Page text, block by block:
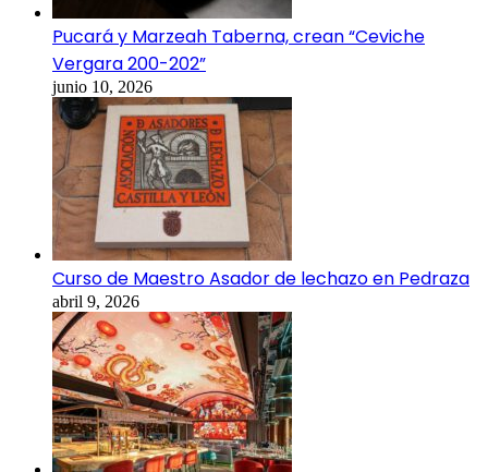
Pucará y Marzeah Taberna, crean “Ceviche
Vergara 200-202”
junio 10, 2026
Curso de Maestro Asador de lechazo en Pedraza
abril 9, 2026